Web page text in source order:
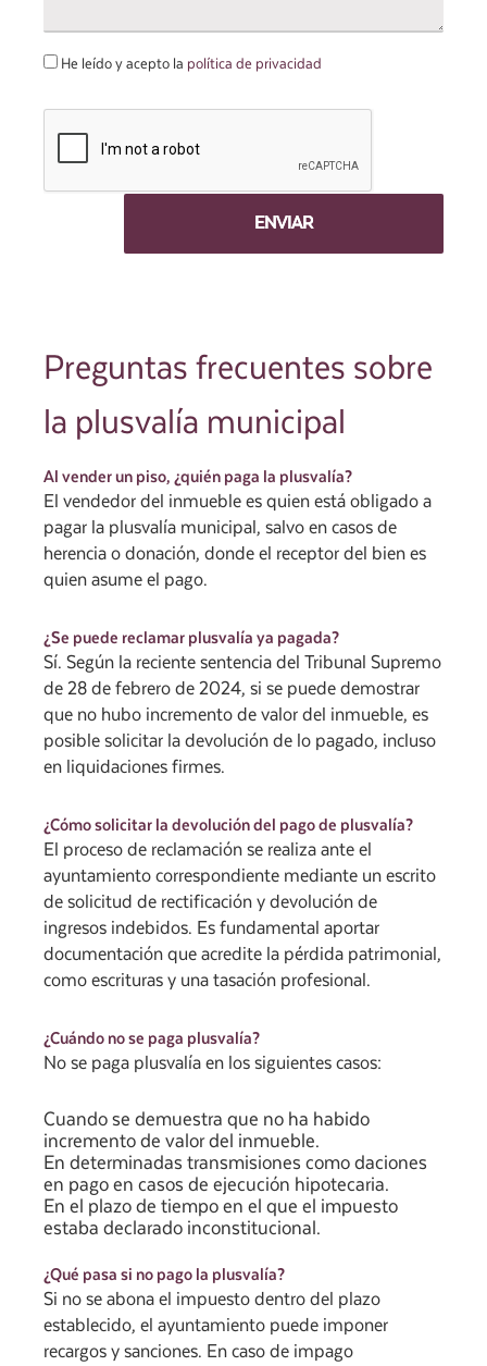
He leído y acepto la política de privacidad
Preguntas frecuentes sobre
la plusvalía municipal
Al vender un piso, ¿quién paga la plusvalía?
El vendedor del inmueble es quien está obligado a
pagar la plusvalía municipal, salvo en casos de
herencia o donación, donde el receptor del bien es
quien asume el pago.
¿Se puede reclamar plusvalía ya pagada?
Sí. Según la reciente sentencia del Tribunal Supremo
de 28 de febrero de 2024, si se puede demostrar
que no hubo incremento de valor del inmueble, es
posible solicitar la devolución de lo pagado, incluso
en liquidaciones firmes.
¿Cómo solicitar la devolución del pago de plusvalía?
El proceso de reclamación se realiza ante el
ayuntamiento correspondiente mediante un escrito
de solicitud de rectificación y devolución de
ingresos indebidos. Es fundamental aportar
documentación que acredite la pérdida patrimonial,
como escrituras y una tasación profesional.
¿Cuándo no se paga plusvalía?
No se paga plusvalía en los siguientes casos:
Cuando se demuestra que no ha habido
incremento de valor del inmueble.
En determinadas transmisiones como daciones
en pago en casos de ejecución hipotecaria.
En el plazo de tiempo en el que el impuesto
estaba declarado inconstitucional.
¿Qué pasa si no pago la plusvalía?
Si no se abona el impuesto dentro del plazo
establecido, el ayuntamiento puede imponer
recargos y sanciones. En caso de impago